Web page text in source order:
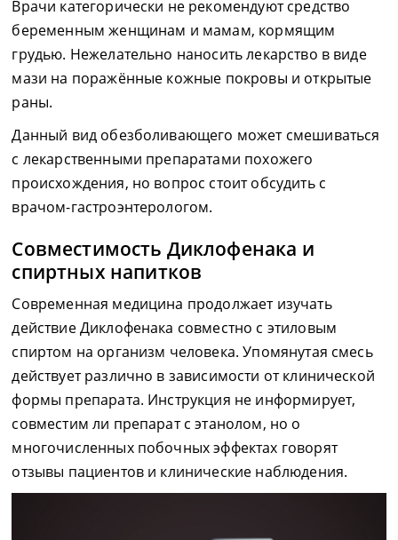
Врачи категорически не рекомендуют средство
беременным женщинам и мамам, кормящим
грудью. Нежелательно наносить лекарство в виде
мази на поражённые кожные покровы и открытые
раны.
Данный вид обезболивающего может смешиваться
с лекарственными препаратами похожего
происхождения, но вопрос стоит обсудить с
врачом-гастроэнтерологом.
Совместимость Диклофенака и
спиртных напитков
Современная медицина продолжает изучать
действие Диклофенака совместно с этиловым
спиртом на организм человека. Упомянутая смесь
действует различно в зависимости от клинической
формы препарата. Инструкция не информирует,
совместим ли препарат с этанолом, но о
многочисленных побочных эффектах говорят
отзывы пациентов и клинические наблюдения.